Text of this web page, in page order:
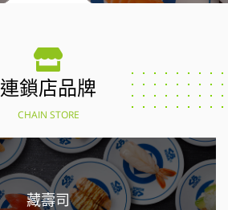
連鎖店品牌
CHAIN STORE
藏壽司